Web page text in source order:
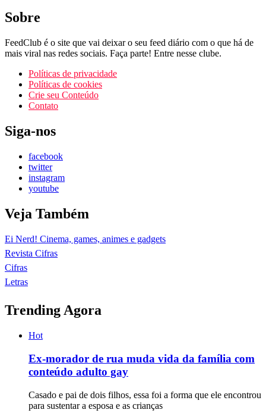
Sobre
FeedClub é o site que vai deixar o seu feed diário com o que há de
mais viral nas redes sociais. Faça parte! Entre nesse clube.
Políticas de privacidade
Políticas de cookies
Crie seu Conteúdo
Contato
Siga-nos
facebook
twitter
instagram
youtube
Veja Também
Ei Nerd! Cinema, games, animes e gadgets
Revista Cifras
Cifras
Letras
Trending Agora
Hot
Ex-morador de rua muda vida da família com
conteúdo adulto gay
Casado e pai de dois filhos, essa foi a forma que ele encontrou
para sustentar a esposa e as crianças